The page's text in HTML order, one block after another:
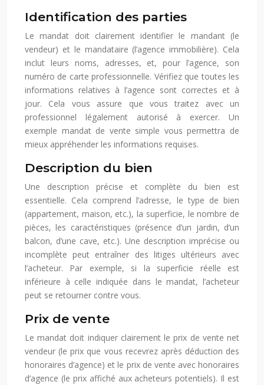
Identification des parties
Le mandat doit clairement identifier le mandant (le
vendeur) et le mandataire (l’agence immobilière). Cela
inclut leurs noms, adresses, et, pour l’agence, son
numéro de carte professionnelle. Vérifiez que toutes les
informations relatives à l’agence sont correctes et à
jour. Cela vous assure que vous traitez avec un
professionnel légalement autorisé à exercer. Un
exemple mandat de vente simple vous permettra de
mieux appréhender les informations requises.
Description du bien
Une description précise et complète du bien est
essentielle. Cela comprend l’adresse, le type de bien
(appartement, maison, etc.), la superficie, le nombre de
pièces, les caractéristiques (présence d’un jardin, d’un
balcon, d’une cave, etc.). Une description imprécise ou
incomplète peut entraîner des litiges ultérieurs avec
l’acheteur. Par exemple, si la superficie réelle est
inférieure à celle indiquée dans le mandat, l’acheteur
peut se retourner contre vous.
Prix de vente
Le mandat doit indiquer clairement le prix de vente net
vendeur (le prix que vous recevrez après déduction des
honoraires d’agence) et le prix de vente avec honoraires
d’agence (le prix affiché aux acheteurs potentiels). Il est